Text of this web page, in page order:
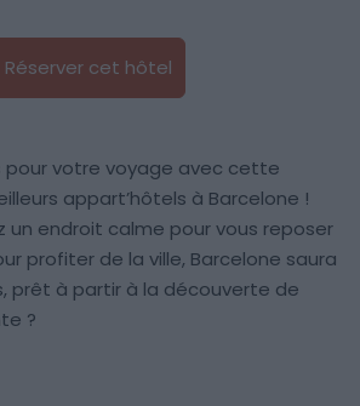
Réserver cet hôtel
pour votre voyage avec cette
appart’hôtels à Barcelone !
un endroit calme pour vous reposer
profiter de la ville, Barcelone saura
prêt à partir à la découverte de
?